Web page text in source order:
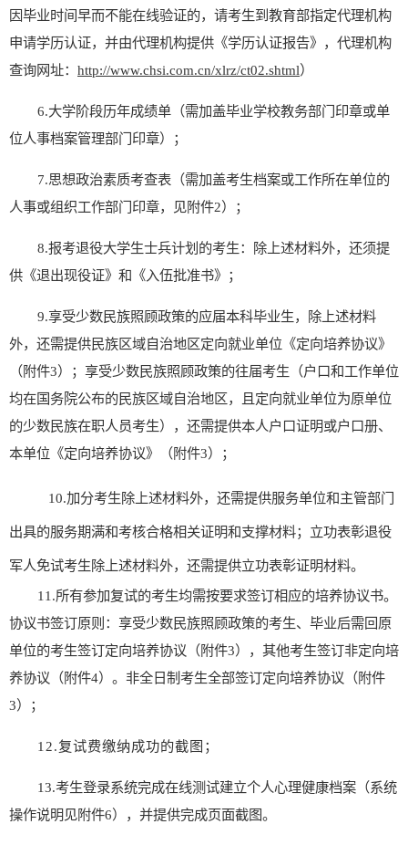
因毕业时间早而不能在线验证的，请考生到教育部指定代理机构
申请学历认证，并由代理机构提供《学历认证报告》，代理机构
查询网址： http://www.chsi.com.cn/xlrz/ct02.shtml）
6.大学阶段历年成绩单（需加盖毕业学校教务部门印章或单
位人事档案管理部门印章）；
7.思想政治素质考查表（需加盖考生档案或工作所在单位的
人事或组织工作部门印章，见附件2）；
8.报考退役大学生士兵计划的考生：除上述材料外，还须提
供《退出现役证》和《入伍批准书》；
9.享受少数民族照顾政策的应届本科毕业生，除上述材料
外，还需提供民族区域自治地区定向就业单位《定向培养协议》
（附件3）；享受少数民族照顾政策的往届考生（户口和工作单位
均在国务院公布的民族区域自治地区，且定向就业单位为原单位
的少数民族在职人员考生），还需提供本人户口证明或户口册、
本单位《定向培养协议》（附件3）；
10.加分考生除上述材料外， 还需提供服务单位和主管部门
出具的服务期满和考核合格相关证明和支撑材料； 立功表彰退役
军人免试考生除上述材料外，还需提供立功表彰证明材料。
1 1 .所有参加复试的考生均需按要求签订相应的培养协议书。
协议书签订原则：享受少数民族照顾政策的考生、毕业后需回原
单位的考生签订定向培养协议（附件3），其他考生签订非定向培
养协议（附件4）。非全日制考生全部签订定向培养协议（附件
3） ；
12.复试费缴纳成功的截图 ；
13.考生登录系统完成在线测试建立个人心理健康档案（系统
操作说明见附件6） ，并提供完成页面截图。